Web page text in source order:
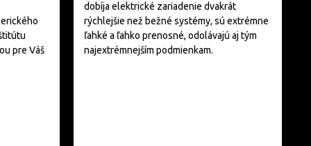
pre Váš
dobíja elektrické zariadenie dvakrát
rýchlejšie než bežné systémy, sú extrémne
ľahké a ľahko prenosné, odolávajú aj tým
najextrémnejším podmienkam.